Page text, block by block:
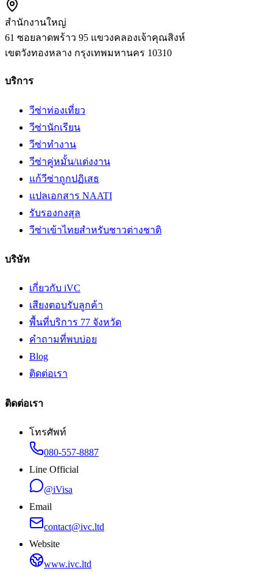
สำนักงานใหญ่
61 ซอยลาดพร้าว 95 แขวงคลองเจ้าคุณสิงห์
เขตวังทองหลาง กรุงเทพมหานคร 10310
บริการ
วีซ่าท่องเที่ยว
วีซ่านักเรียน
วีซ่าทำงาน
วีซ่าคู่หมั้น/แต่งงาน
แก้วีซ่าถูกปฏิเสธ
แปลเอกสาร NAATI
รับรองกงสุล
วีซ่าเข้าไทยสำหรับชาวต่างชาติ
บริษัท
เกี่ยวกับ iVC
เสียงตอบรับลูกค้า
พื้นที่บริการ 77 จังหวัด
คำถามที่พบบ่อย
Blog
ติดต่อเรา
ติดต่อเรา
โทรศัพท์
080-557-8887
Line Official
@iVisa
Email
contact@ivc.ltd
Website
www.ivc.ltd